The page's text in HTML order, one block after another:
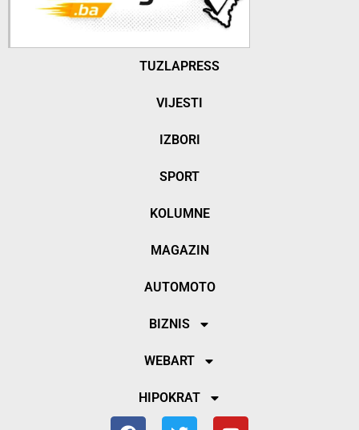
TUZLAPRESS
VIJESTI
IZBORI
SPORT
KOLUMNE
MAGAZIN
AUTOMOTO
BIZNIS
WEBART
HIPOKRAT